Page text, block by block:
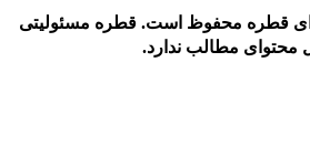
محفوظ است. قطره مسئولیتی
مطالب ندارد.